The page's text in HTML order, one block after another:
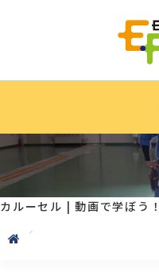
カルーセル | 動画で学ぼう